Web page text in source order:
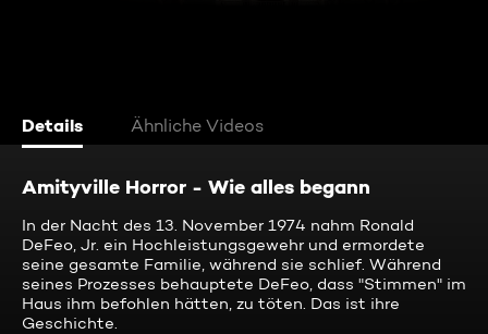
Details Ähnliche Videos
Amityville Horror - Wie alles begann
In der Nacht des 13. November 1974 nahm Ronald
DeFeo, Jr. ein Hochleistungsgewehr und ermordete
seine gesamte Familie, während sie schlief. Während
seines Prozesses behauptete DeFeo, dass "Stimmen" im
Haus ihm befohlen hätten, zu töten. Das ist ihre
Geschichte.